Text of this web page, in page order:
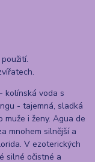
kolínská voda s
- tajemná, sladká
muže i ženy. Agua de
mnohem silnější a
V ezoterických
silné očistné a